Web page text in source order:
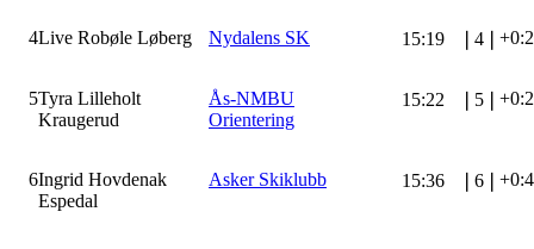
4Live Robøle Løberg Nydalens SK 15:19 4
5Tyra Lilleholt
Kraugerud
Ås-NMBU
Orientering
15:22 5
6Ingrid Hovdenak
Espedal
Asker Skiklubb 15:36 6